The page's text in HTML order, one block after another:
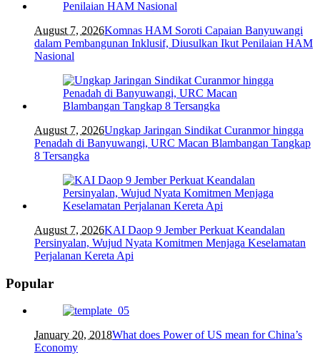
August 7, 2026Komnas HAM Soroti Capaian Banyuwangi
dalam Pembangunan Inklusif, Diusulkan Ikut Penilaian HAM
Nasional
August 7, 2026Ungkap Jaringan Sindikat Curanmor hingga
Penadah di Banyuwangi, URC Macan Blambangan Tangkap
8 Tersangka
August 7, 2026KAI Daop 9 Jember Perkuat Keandalan
Persinyalan, Wujud Nyata Komitmen Menjaga Keselamatan
Perjalanan Kereta Api
Popular
January 20, 2018What does Power of US mean for China’s
Economy